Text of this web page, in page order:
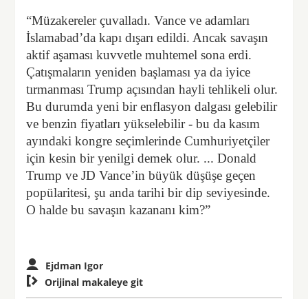
“Müzakereler çuvalladı. Vance ve adamları
İslamabad’da kapı dışarı edildi. Ancak savaşın
aktif aşaması kuvvetle muhtemel sona erdi.
Çatışmaların yeniden başlaması ya da iyice
tırmanması Trump açısından hayli tehlikeli olur.
Bu durumda yeni bir enflasyon dalgası gelebilir
ve benzin fiyatları yükselebilir - bu da kasım
ayındaki kongre seçimlerinde Cumhuriyetçiler
için kesin bir yenilgi demek olur. ... Donald
Trump ve JD Vance’in büyük düşüşe geçen
popülaritesi, şu anda tarihi bir dip seviyesinde.
O halde bu savaşın kazananı kim?”
Ejdman Igor
 Orijinal makaleye git